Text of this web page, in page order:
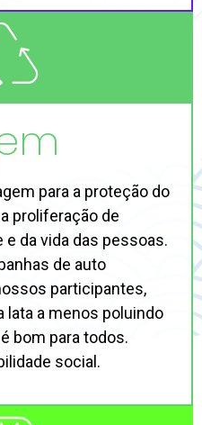
para a proteção do
proliferação de
da vida das pessoas.
de auto
participantes,
lata a menos poluindo
bom para todos.
social.